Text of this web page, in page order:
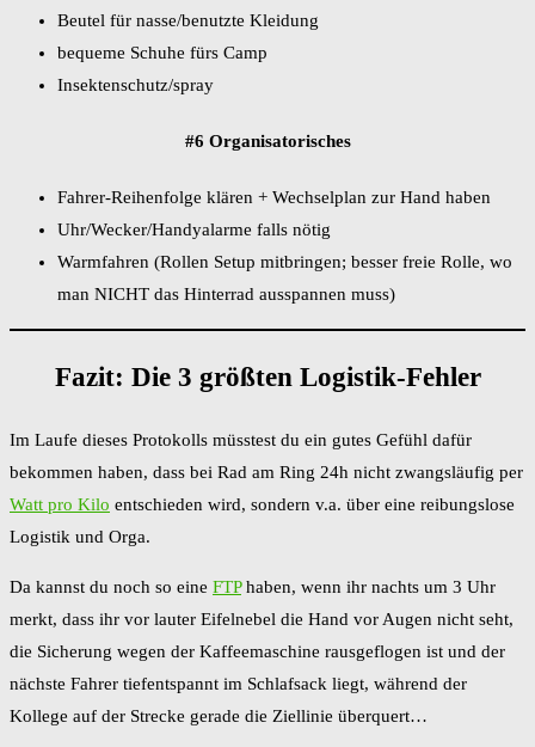
Beutel für nasse/benutzte Kleidung
bequeme Schuhe fürs Camp
Insektenschutz/spray
#6 Organisatorisches
Fahrer-Reihenfolge klären + Wechselplan zur Hand haben
Uhr/Wecker/Handyalarme falls nötig
Warmfahren (Rollen Setup mitbringen; besser freie Rolle, wo
man NICHT das Hinterrad ausspannen muss)
Fazit: Die 3 größten Logistik-Fehler
Im Laufe dieses Protokolls müsstest du ein gutes Gefühl dafür
bekommen haben, dass bei Rad am Ring 24h nicht zwangsläufig per
Watt pro Kilo entschieden wird, sondern v.a. über eine reibungslose
Logistik und Orga.
Da kannst du noch so eine FTPhaben, wenn ihr nachts um 3 Uhr
merkt, dass ihr vor lauter Eifelnebel die Hand vor Augen nicht seht,
die Sicherung wegen der Kaffeemaschine rausgeflogen ist und der
nächste Fahrer tiefentspannt im Schlafsack liegt, während der
Kollege auf der Strecke gerade die Ziellinie überquert…